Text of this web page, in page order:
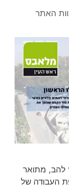
האתר
להב, מתואר
העבודה של